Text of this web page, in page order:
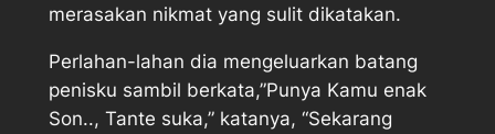
merasakan nikmat yang sulit dikatakan.
Perlahan-lahan dia mengeluarkan batang
penisku sambil berkata,”Punya Kamu enak
Son.., Tante suka,” katanya, “Sekarang